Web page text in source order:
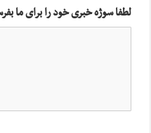
لطفا سوژه خبری خود را برای ما